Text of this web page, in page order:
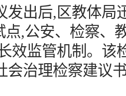
发出后,区教体局
点,公安、检察、
效监管机制。该
会治理检察建议